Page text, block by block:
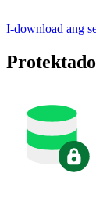
I-download ang